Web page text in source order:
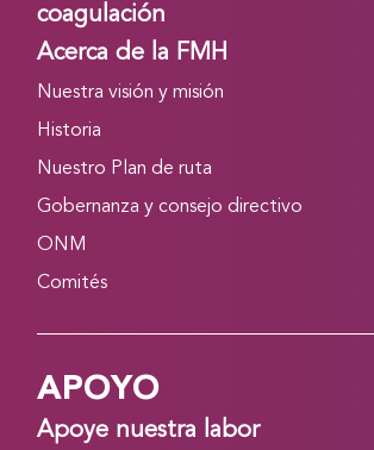
coagulación
Acerca de la FMH
Nuestra visión y misión
Historia
Nuestro Plan de ruta
Gobernanza y consejo directivo
ONM
Comités
APOYO
Apoye nuestra labor